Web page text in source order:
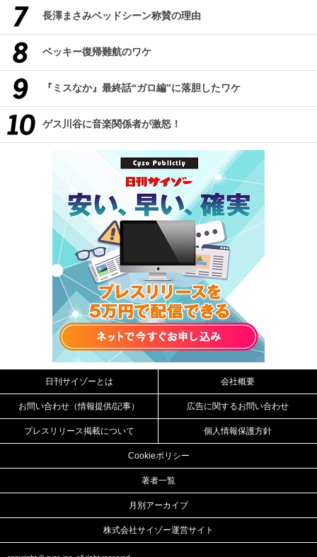
長澤まさみベッドシーン称賛の理由
ベッキー復帰難航のワケ
『ミスなか』最終話“ガロ編”に落胆したワケ
ゲス川谷に音楽関係者が激怒！
日刊サイゾーとは 会社概要
お問い合わせ（情報提供/記事） 広告に関するお問い合わせ
プレスリリース掲載について 個人情報保護方針
Cookieポリシー
著者一覧
月別アーカイブ
株式会社サイゾー運営サイト